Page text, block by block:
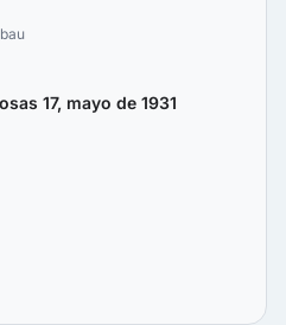
17, mayo de 1931